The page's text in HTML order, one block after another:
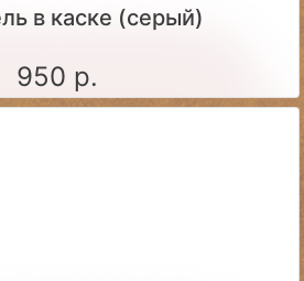
в каске (серый)
950 р.